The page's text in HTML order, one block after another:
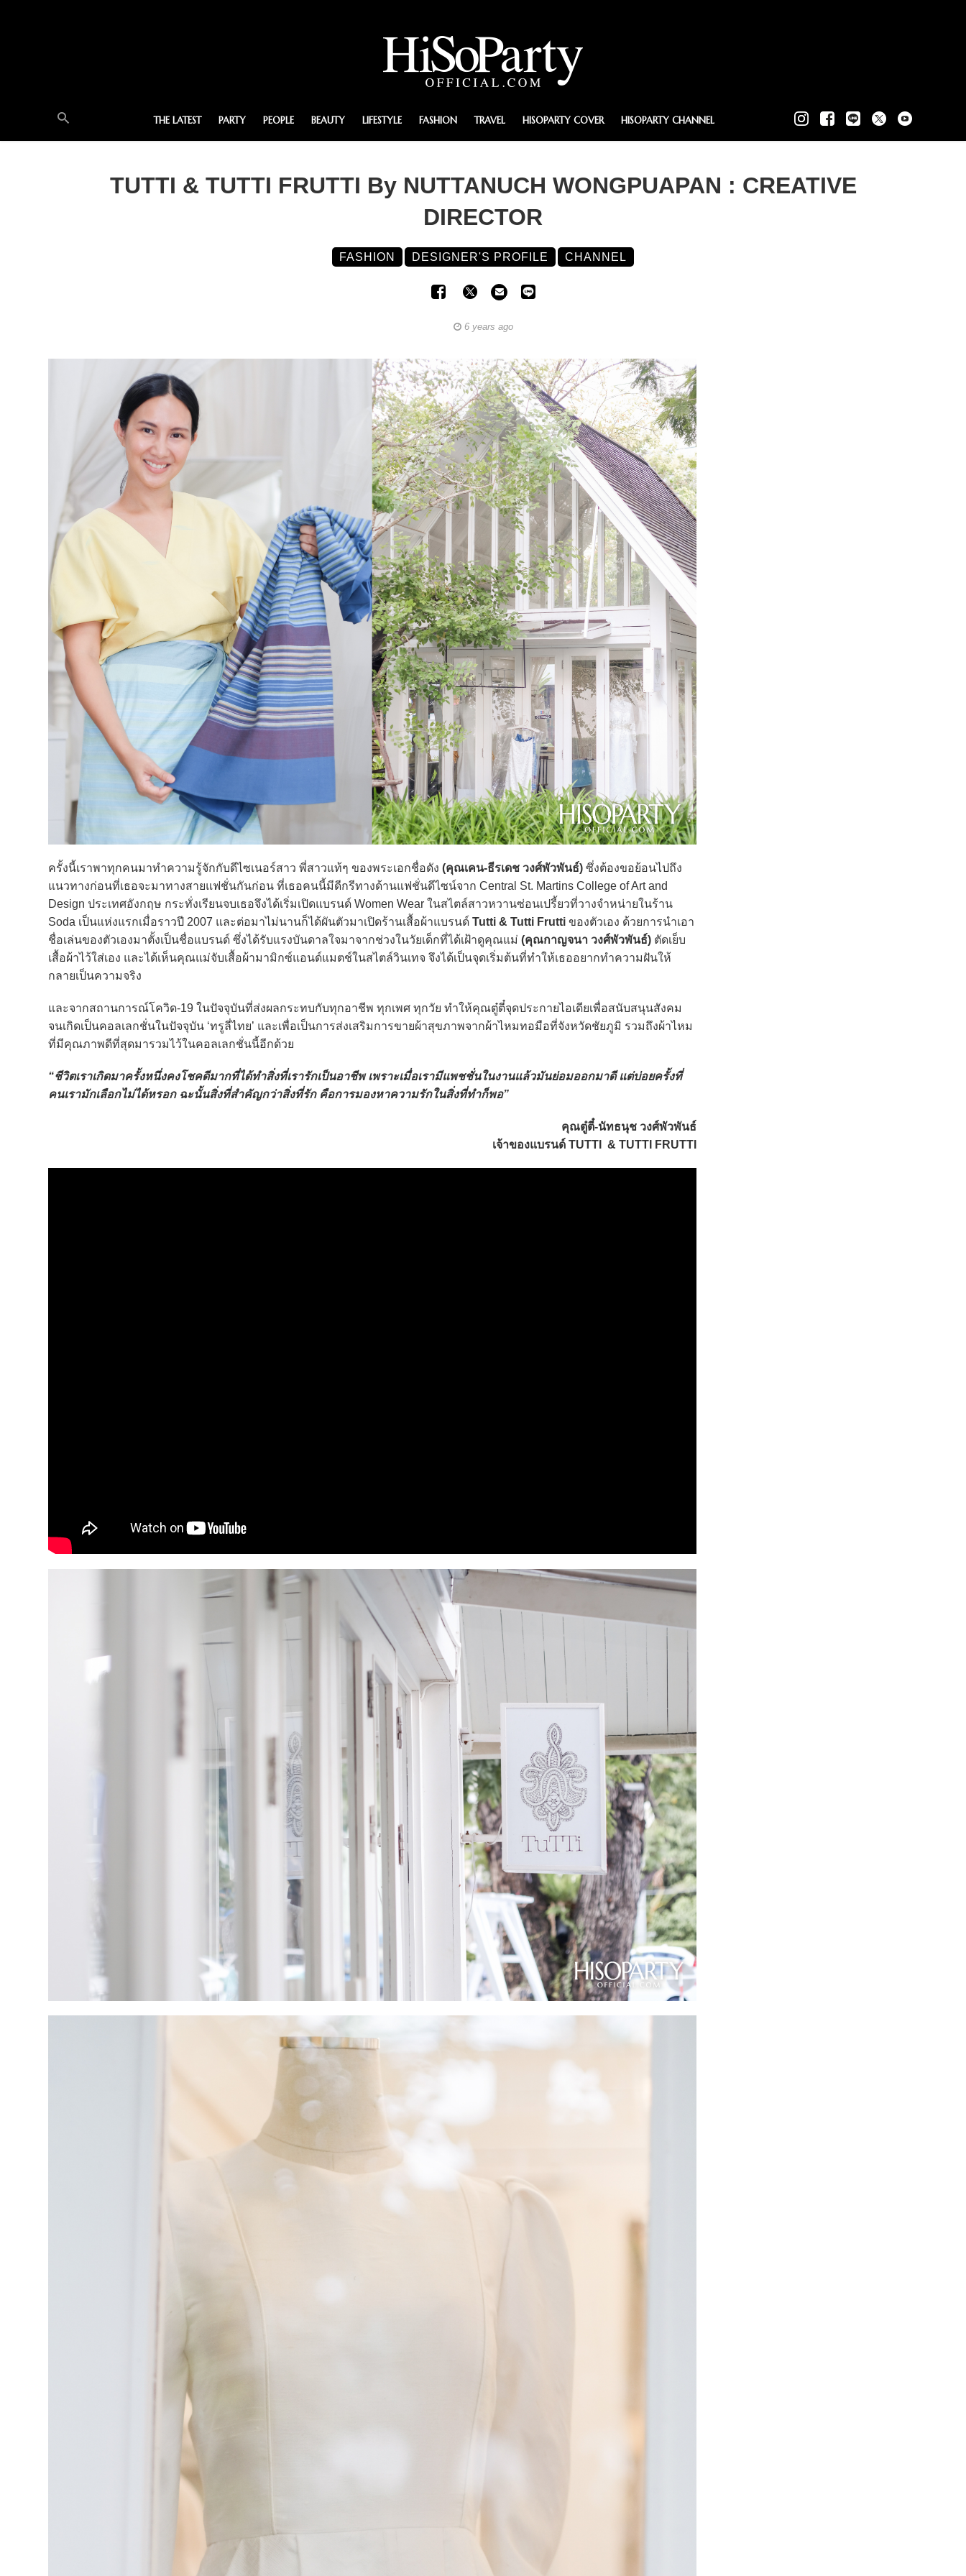
THE LATEST PARTY PEOPLE BEAUTY LIFESTYLE FASHION TRAVEL HISOPARTY COVER HISOPARTY CHANNEL
TUTTI & TUTTI FRUTTI By NUTTANUCH WONGPUAPAN : CREATIVE
DIRECTOR
FASHION DESIGNER'S PROFILE CHANNEL
6 years ago
ครั้งนี้เราพาทุกคนมาทำความรู้จักกับดีไซเนอร์สาว พี่สาวแท้ๆ ของพระเอกชื่อดัง (คุณเคน-ธีรเดช วงศ์พัวพันธ์) ซึ่งต้องขอย้อนไปถึง
แนวทางก่อนที่เธอจะมาทางสายแฟชั่นกันก่อน ที่เธอคนนี้มีดีกรีทางด้านแฟชั่นดีไซน์จาก Central St. Martins College of Art and
Design ประเทศอังกฤษ กระทั่งเรียนจบเธอจึงได้เริ่มเปิดแบรนด์ Women Wear ในสไตล์สาวหวานซ่อนเปรี้ยวที่วางจำหน่ายในร้าน
Soda เป็นแห่งแรกเมื่อราวปี 2007 และต่อมาไม่นานก็ได้ผันตัวมาเปิดร้านเสื้อผ้าแบรนด์ Tutti & Tutti Frutti ของตัวเอง ด้วยการนำเอา
ชื่อเล่นของตัวเองมาตั้งเป็นชื่อแบรนด์ ซึ่งได้รับแรงบันดาลใจมาจากช่วงในวัยเด็กที่ได้เฝ้าดูคุณแม่ (คุณกาญจนา วงศ์พัวพันธ์) ตัดเย็บ
เสื้อผ้าไว้ใส่เอง และได้เห็นคุณแม่จับเสื้อผ้ามามิกซ์แอนด์แมตช์ในสไตล์วินเทจ จึงได้เป็นจุดเริ่มต้นที่ทำให้เธออยากทำความฝันให้
กลายเป็นความจริง
และจากสถานการณ์โควิด-19 ในปัจจุบันที่ส่งผลกระทบกับทุกอาชีพ ทุกเพศ ทุกวัย ทำให้คุณตู๋ตี๋จุดประกายไอเดียเพื่อสนับสนุนสังคม
จนเกิดเป็นคอลเลกชั่นในปัจจุบัน ‘ทรูลี่ไทย’ และเพื่อเป็นการส่งเสริมการขายผ้าสุขภาพจากผ้าไหมทอมือที่จังหวัดชัยภูมิ รวมถึงผ้าไหม
ที่มีคุณภาพดีที่สุดมารวมไว้ในคอลเลกชั่นนี้อีกด้วย
“ชีวิตเราเกิดมาครั้งหนึ่งคงโชคดีมากที่ได้ทำสิ่งที่เรารักเป็นอาชีพ เพราะเมื่อเรามีแพชชั่นในงานแล้วมันย่อมออกมาดี แต่บ่อยครั้งที่
คนเรามักเลือกไม่ได้หรอก ฉะนั้นสิ่งที่สำคัญกว่าสิ่งที่รัก คือการมองหาความรักในสิ่งที่ทำก็พอ”
คุณตู๋ตี๋-นัทธนุช วงศ์พัวพันธ์
เจ้าของแบรนด์ TUTTI & TUTTI FRUTTI